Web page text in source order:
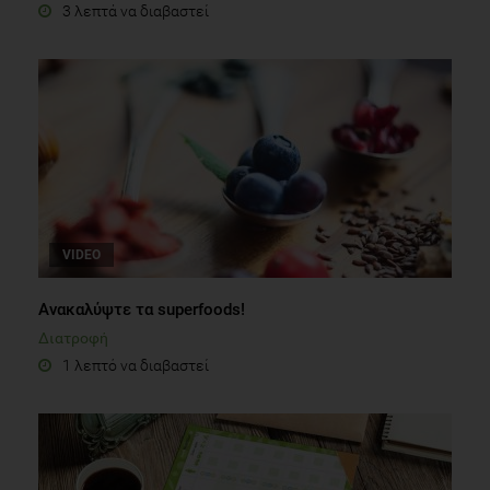
3 λεπτά να διαβαστεί
VIDEO
Ανακαλύψτε τα superfoods!
Διατροφή
1 λεπτό να διαβαστεί